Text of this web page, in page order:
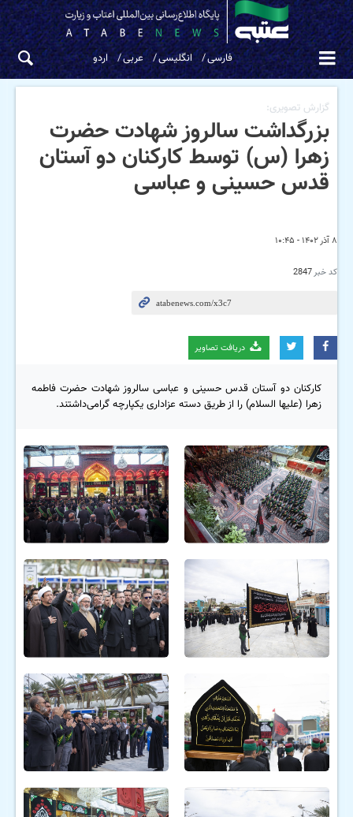
فارسی انگلیسی عربی اردو
۸ آذر ۱۴۰۲ - ۱۰:۴۵
کد خبر2847
دریافت تصاویر
گزارش تصویری:
بزرگداشت سالروز شهادت حضرت
زهرا (س) توسط کارکنان دو آستان
قدس حسینی و عباسی
کارکنان دو آستان قدس حسینی و عباسی سالروز شهادت حضرت فاطمه
زهرا (علیها السلام) را از طریق دسته عزاداری یکپارچه ‌گرامی‌داشتند.